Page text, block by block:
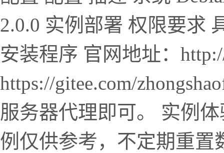
2.0.0 实例部署 权限要求
安装程序 官网地址：
https://gitee.com/
服务器代理即可。 实例
例仅供参考，不定期重置